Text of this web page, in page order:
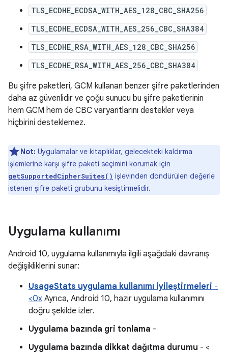
TLS_ECDHE_ECDSA_WITH_AES_128_CBC_SHA256
TLS_ECDHE_ECDSA_WITH_AES_256_CBC_SHA384
TLS_ECDHE_RSA_WITH_AES_128_CBC_SHA256
TLS_ECDHE_RSA_WITH_AES_256_CBC_SHA384
Bu şifre paketleri, GCM kullanan benzer şifre paketlerinden
daha az güvenlidir ve çoğu sunucu bu şifre paketlerinin
hem GCM hem de CBC varyantlarını destekler veya
hiçbirini desteklemez.
Not: Uygulamalar ve kitaplıklar, gelecekteki kaldırma
işlemlerine karşı şifre paketi seçimini korumak için
getSupportedCipherSuites() işlevinden döndürülen değerle
istenen şifre paketi grubunu kesiştirmelidir.
Uygulama kullanımı
Android 10, uygulama kullanımıyla ilgili aşağıdaki davranış
değişikliklerini sunar:
UsageStats uygulama kullanımı iyileştirmeleri -
<0x Ayrıca, Android 10, hazır uygulama kullanımını
doğru şekilde izler.
Uygulama bazında gri tonlama -
Uygulama bazında dikkat dağıtma durumu - <